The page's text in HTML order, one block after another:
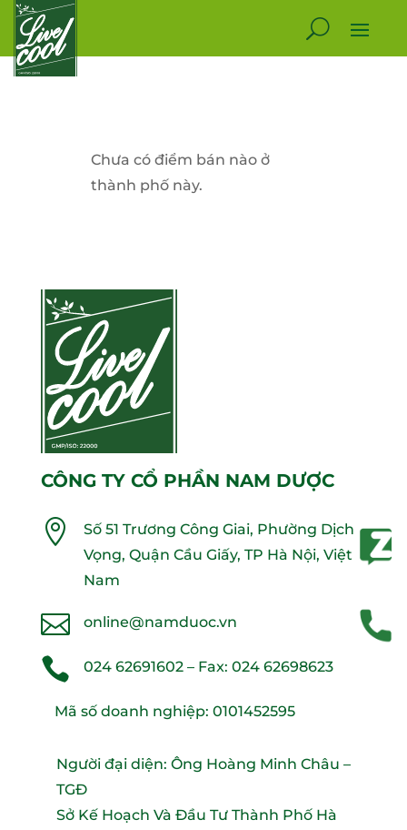
Chưa có điểm bán nào ở
thành phố này.
CÔNG TY CỔ PHẦN NAM DƯỢC

Số 51 Trương Công Giai, Phường Dịch
Vọng, Quận Cầu Giấy, TP Hà Nội, Việt
Nam
 online@namduoc.vn
 024 62691602– Fax: 024 62698623
Mã số doanh nghiệp: 0101452595
Người đại diện: Ông Hoàng Minh Châu –
TGĐ
Sở Kế Hoạch Và Đầu Tư Thành Phố Hà